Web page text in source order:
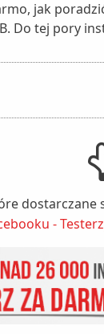
jak
Do tej pory
-